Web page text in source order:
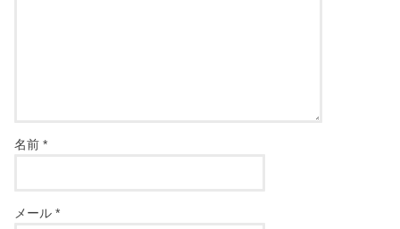
名前*
メール*